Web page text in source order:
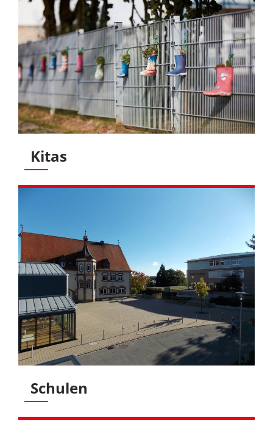
Kitas
Schulen